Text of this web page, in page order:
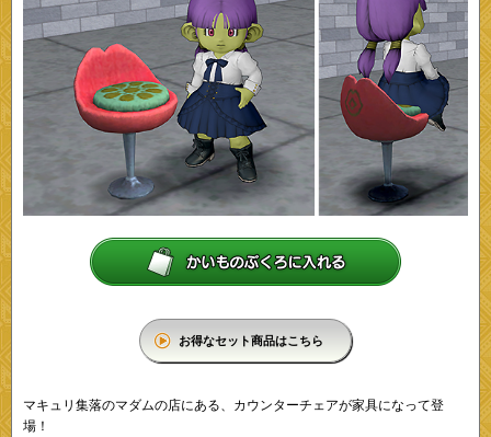
お得なセット商品はこちら
マキュリ集落のマダムの店にある、カウンターチェアが家具になって登
場！